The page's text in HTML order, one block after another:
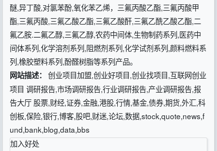
醚,异丁酸,对氯苯酚,氧化苯乙烯，三氟丙酸乙酯,三氟丙酸甲
酯,三氟丙酸,三氟乙酸乙酯,三氟乙酸酐,三氟乙酰乙酸乙酯,二
氟乙胺.二氟乙醇,三氟乙醇,农药中间体,生物制药系列,医药中
间体系列,化学溶剂系列,阻燃剂系列,化学试剂系列,颜料燃料系
列,橡胶塑料系列,酚醛树脂等系列产品。
网站描述： 创业项目加盟,创业好项目,创业找项目,互联网创业
项目 调研报告,市场调研报告,行业调研报告,产业调研报告,报
告大厅 股票,财经,证券,金融,港股,行情,基金,债券,期货,外汇,科
创板,保险,银行,博客,股吧,财迷,论坛,数据,stock,quote,news,f
und,bank,blog,data,bbs
加入好处